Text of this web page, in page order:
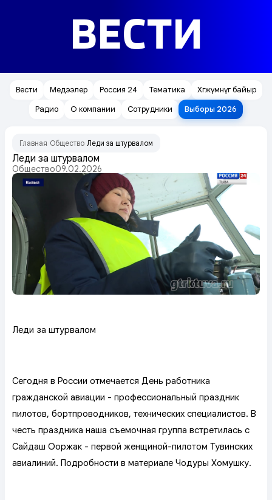
ВЕСТИ
Вести Медээлер Россия 24 Тематика
Хөгжүмнүг байыр
Радио
О компании Сотрудники Выборы 2026
Главная Общество Леди за штурвалом
Леди за штурвалом
Общество09.02.2026
Леди за штурвалом
Сегодня в России отмечается День работника
гражданской авиации - профессиональный праздник
пилотов, бортпроводников, технических специалистов. В
честь праздника наша съемочная группа встретилась с
Сайдаш Ооржак - первой женщиной-пилотом Тувинских
авиалиний. Подробности в материале Чодуры Хомушку.